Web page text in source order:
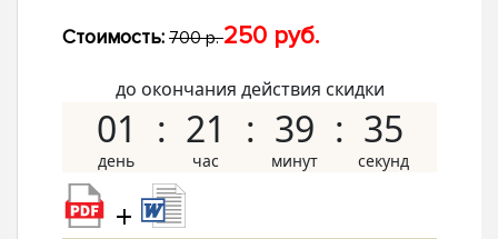
Стоимость: 700 р.250 руб.
до окончания действия скидки
01 21 39 34
+